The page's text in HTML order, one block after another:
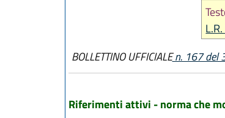
BOLLETTINO UFFICIALEn. 167 del
Riferimenti attivi - norma che